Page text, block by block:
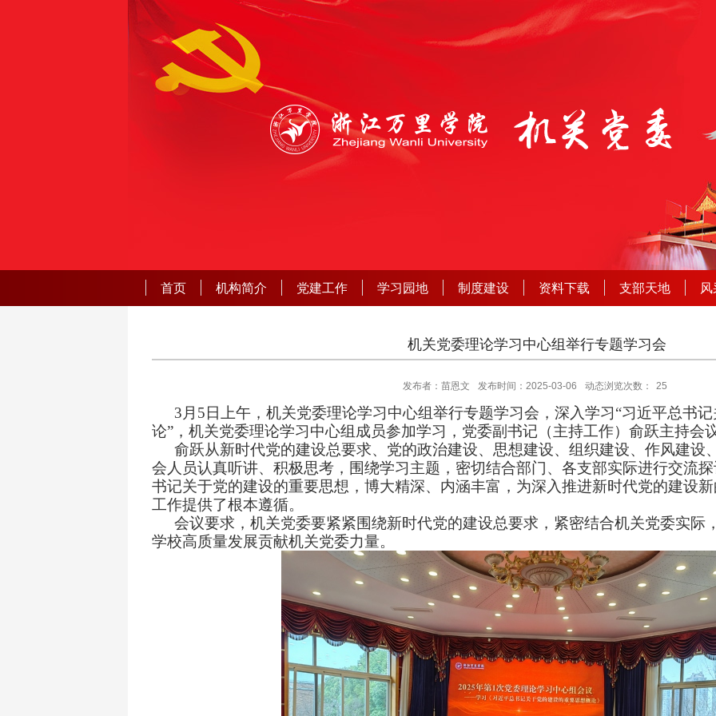
首页 机构简介 党建工作 学习园地 制度建设 资料下载 支部天地
机关党委理论学习中心组举行专题学习会
发布者：苗恩文 发布时间：2025-03-06 动态浏览次数： 25
3 月 5 日 上午，机关党委理论学习中心组举行专题学习会，深入学习“习近平总书
论” ，机关党委理论学习中心组成员参加学习，党委副书记 （主持工作） 俞跃主持会
俞跃从新时代党的建设总要求、党的政治建设、思想建设、组织建设、作风建设
会人员认真听讲、积极思考，围绕学习主题，密切结合部门、各支部实际进行交流
书记关于党的建设的重要思想，博大精深、内涵丰富，为深入推进新时代党的建设
工作提供了根本遵循。
会议要求，机关党委要紧紧围绕新时代党的建设总要求，紧密结合机关党委实际
学校高质量发展贡献机关党委力量。